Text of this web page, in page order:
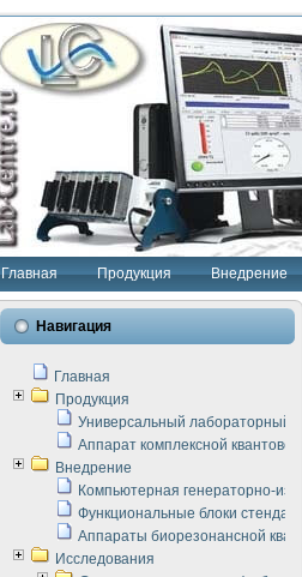
Главная Продукция Внедрение
Навигация
Главная
Продукция
Универсальный лабораторный
Аппарат комплексной
Внедрение
Компьютерная генераторно-
Функциональные блоки стенда
Аппараты биорезонансной
Исследования